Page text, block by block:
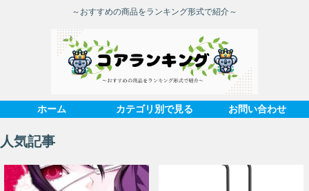
～おすすめの商品をランキング形式で紹介～
ホーム カテゴリ別で見る お問い合わせ
人気記事